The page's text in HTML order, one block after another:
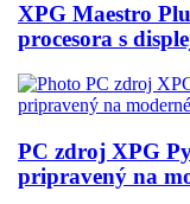
XPG Maestro
procesora s
PC zdroj XPG
pripravený na